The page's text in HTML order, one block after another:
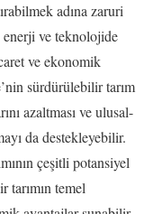
adına zaruri
ve teknolojide
ve ekonomik
sürdürülebilir tarım
azaltması ve ulusal-
da destekleyebilir.
çeşitli potansiyel
tarımın temel